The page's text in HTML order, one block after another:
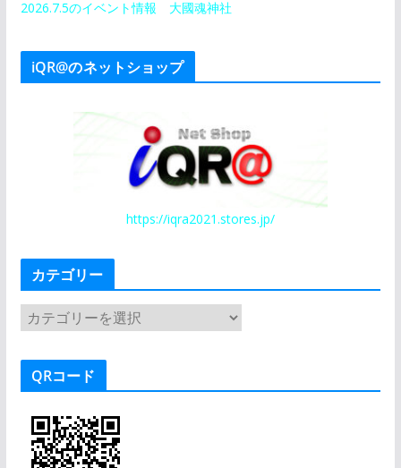
2026.7.5のイベント情報 大國魂神社
iQR@のネットショップ
https://iqra2021.stores.jp/
カテゴリー
カ
ゴ
QRコード